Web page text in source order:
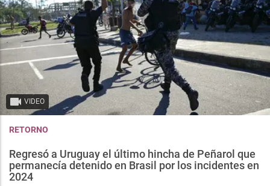
VIDEO
RETORNO
Regresó a Uruguay el último hincha de Peñarol que
permanecía detenido en Brasil por los incidentes en
2024